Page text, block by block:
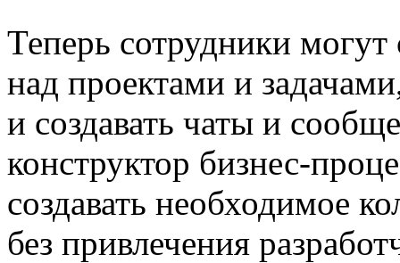
Теперь сотрудники могут
над проектами и
и создавать чаты и
конструктор бизнес-
создавать необходимое
без привлечения